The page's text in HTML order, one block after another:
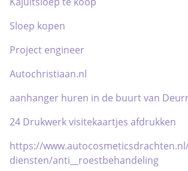
Sloep kopen
Project engineer
Autochristiaan.nl
aanhanger huren in de buurt van
24 Drukwerk visitekaartjes afdrukken
https://
diensten/anti__roestbehandeling